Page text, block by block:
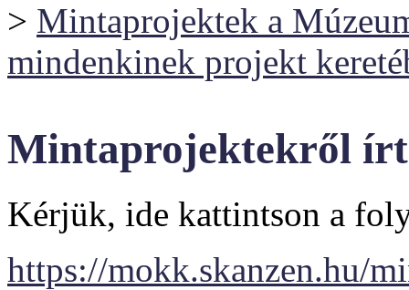
> Mintaprojektek a
mindenkinek projekt
Mintaprojektekről
Kérjük, ide kattintson a
https://mokk.skanzen.hu/